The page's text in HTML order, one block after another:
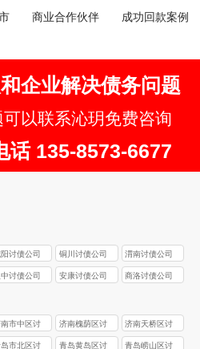
商业合作伙伴 成功回款案例
企业解决债务问题
以联系沁玥免费咨询
话 135-8573-6677
阳讨债公司 铜川讨债公司 渭南讨债公司
讨债公司 安康讨债公司 商洛讨债公司
市中区讨
公司
济南槐荫区讨
债公司
济南天桥区讨
债公司
市北区讨
青岛黄岛区讨
青岛崂山区讨